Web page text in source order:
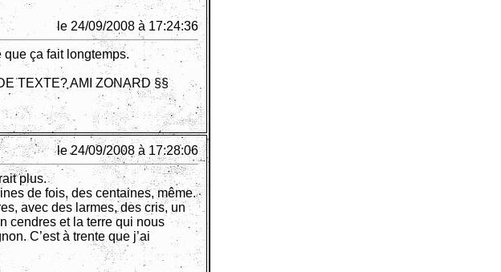
le 24/09/2008 à 17:24:36
ça fait longtemps.
TEXTE? AMI ZONARD §§
le 24/09/2008 à 17:28:06
plus.
de fois, des centaines, même.
avec des larmes, des cris, un
cendres et la terre qui nous
C’est à trente que j’ai